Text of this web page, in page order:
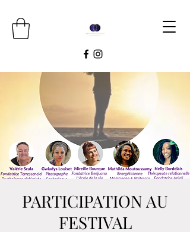
PARTICIPATION AU
FESTIVAL